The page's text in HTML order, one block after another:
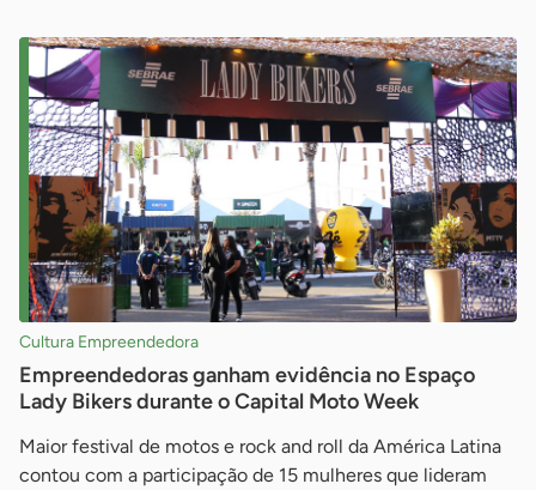
Cultura Empreendedora
Empreendedoras ganham evidência no Espaço
Lady Bikers durante o Capital Moto Week
Maior festival de motos e rock and roll da América Latina
contou com a participação de 15 mulheres que lideram